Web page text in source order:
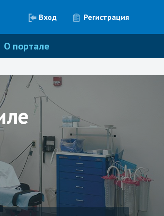
Регистрация
Вход
О портале